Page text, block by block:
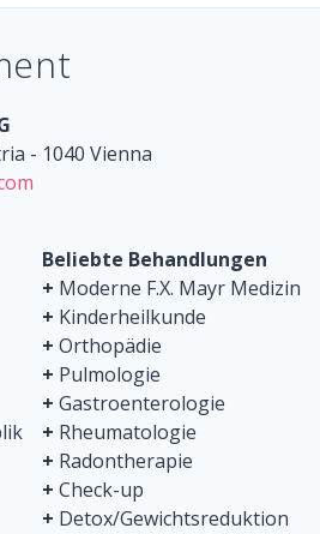
- 1040 Vienna
Beliebte Behandlungen
+ Moderne F.X. Mayr Medizin
+ Kinderheilkunde
+ Orthopädie
+ Pulmologie
+ Gastroenterologie
+ Rheumatologie
+ Radontherapie
+ Check-up
+ Detox/Gewichtsreduktion